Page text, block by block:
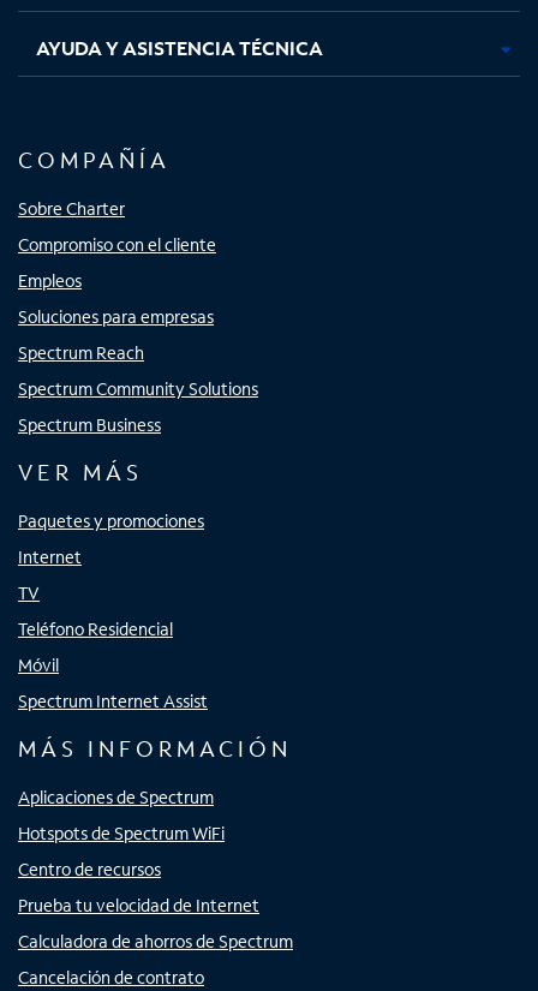
AYUDA Y ASISTENCIA TÉCNICA
COMPAÑÍA
Sobre Charter
Compromiso con el cliente
Empleos
Soluciones para empresas
Spectrum Reach
Spectrum Community Solutions
Spectrum Business
VER MÁS
Paquetes y promociones
Internet
TV
Teléfono Residencial
Móvil
Spectrum Internet Assist
MÁS INFORMACIÓN
Aplicaciones de Spectrum
Hotspots de Spectrum WiFi
Centro de recursos
Prueba tu velocidad de Internet
Calculadora de ahorros de Spectrum
Cancelación de contrato